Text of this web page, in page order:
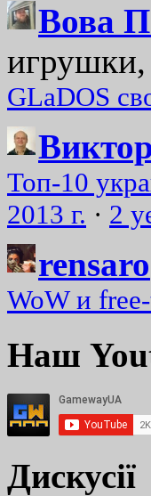
Вова
игрушки,
GLaDOS
Топ-10
2013 г. · 2
rensaro
WoW и
Наш
Дискусії